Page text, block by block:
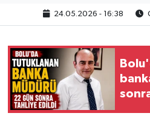
24.05.2026 - 16:38